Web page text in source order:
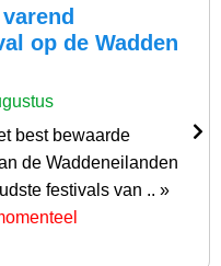
op de Wadden
best bewaarde
de Waddeneilanden
festivals van .. »